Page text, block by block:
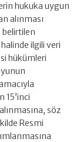
hukuka uygun
alınması
belirtilen
ilgili veri
hükümleri
15’inci
söz
Resmi